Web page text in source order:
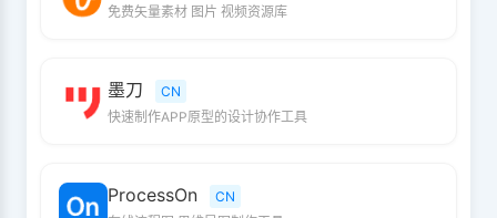
免费矢量素材 图片 视频资源库
墨刀
CN
快速制作APP原型的设计协作工具
ProcessOn
CN